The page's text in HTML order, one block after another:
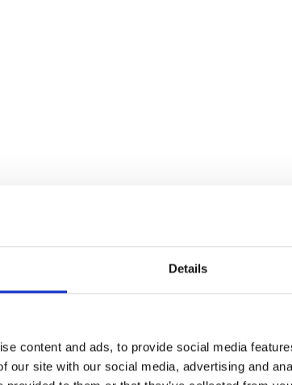
Details
content and ads, to provide social media
our site with our social media, advertising and